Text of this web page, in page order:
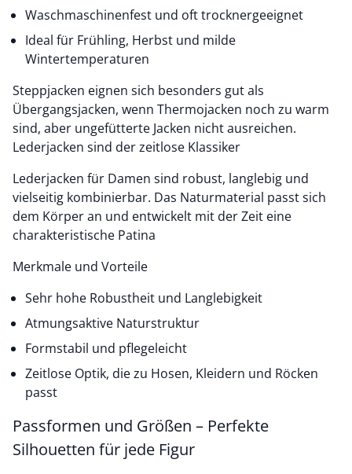
Waschmaschinenfest und oft trocknergeeignet
Ideal für Frühling, Herbst und milde
Wintertemperaturen
Steppjacken eignen sich besonders gut als
Übergangsjacken, wenn Thermojacken noch zu warm
sind, aber ungefütterte Jacken nicht ausreichen.
Lederjacken sind der zeitlose Klassiker
Lederjacken für Damen sind robust, langlebig und
vielseitig kombinierbar. Das Naturmaterial passt sich
dem Körper an und entwickelt mit der Zeit eine
charakteristische Patina
Merkmale und Vorteile
Sehr hohe Robustheit und Langlebigkeit
Atmungsaktive Naturstruktur
Formstabil und pflegeleicht
Zeitlose Optik, die zu Hosen, Kleidern und Röcken
passt
Passformen und Größen – Perfekte
Silhouetten für jede Figur